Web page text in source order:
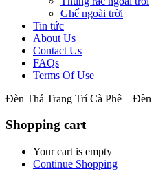
Ghế ngoài trời
Tin tức
About Us
Contact Us
FAQs
Terms Of Use
Đèn Thả Trang Trí Cà Phê –
Shopping cart
Your cart is empty
Continue Shopping